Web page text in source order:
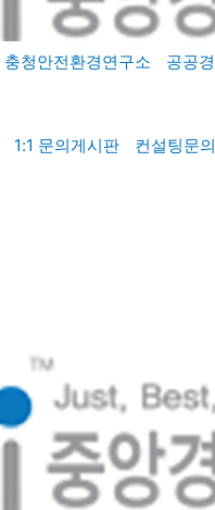
충청안전환경연구소 공공
1:1 문의게시판
컨설팅문